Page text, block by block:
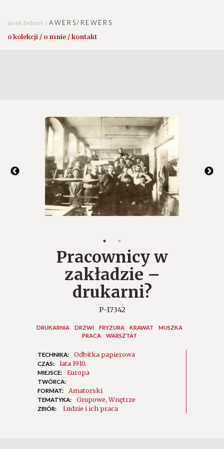
Jacek Dehnel /AWERS/REWERS
o kolekcji / o mnie / kontakt
Pracownicy w
zakładzie –
drukarni?
P-17342
DRUKARNIA DRZWI FRYZURA KRAWAT
MUSZKA
PRACA
WARSZTAT
TECHNIKA: Odbitka papierowa
CZAS: lata 1910.
MIEJSCE: Europa
TWÓRCA:
FORMAT:
Amatorski
TEMATYKA: Grupowe Wnętrze
ZBIÓR: Ludzie i ich praca